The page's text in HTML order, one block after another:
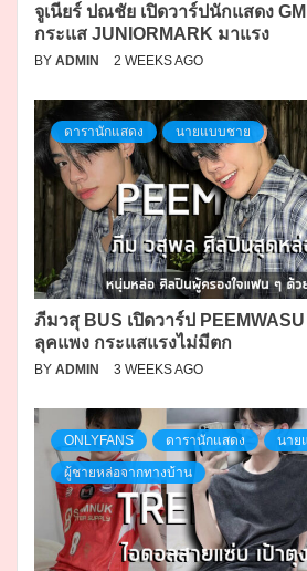
จูเนียร์ ปณชัย เปิดวาร์ปนักแสดง
กระแส JUNIORMARK มาแรง
BY ADMIN 2 WEEKS AGO
ดารานักแสดง นายแบบชาย
ภีมวสุ BUS เปิดวาร์ป
ลุคแพง กระแสแรงไม่มีตก
BY ADMIN 3 WEEKS AGO
ONLYFANS ดารานักแสดง นาย
ผู้ชายหล่อจากทางบ้าน